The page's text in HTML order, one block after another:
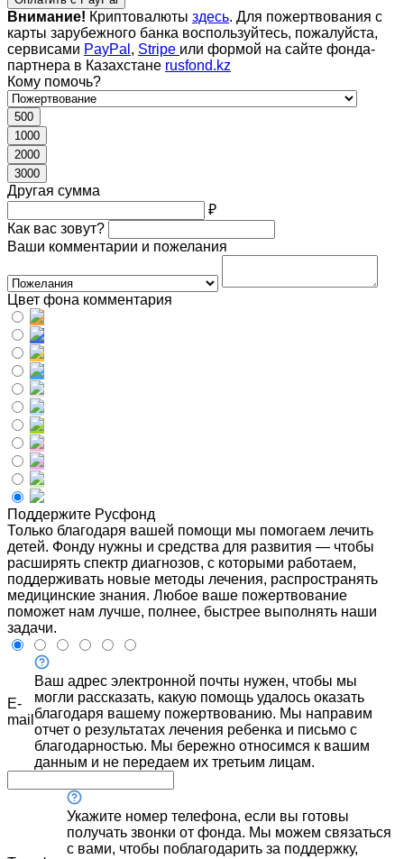
Внимание! Криптовалюты здесь. Для пожертвования с
карты зарубежного банка воспользуйтесь, пожалуйста,
сервисами PayPal , Stripe или формой на сайте фонда-
партнера в Казахстане rusfond.kz
Кому помочь?
500
1000
2000
3000
Другая сумма
₽
Как вас зовут?
Ваши комментарии и пожелания
Цвет фона комментария
Поддержите Русфонд
Только благодаря вашей помощи мы помогаем лечить
детей. Фонду нужны и средства для развития — чтобы
расширять спектр диагнозов, с которыми работаем,
поддерживать новые методы лечения, распространять
медицинские знания. Любое ваше пожертвование
поможет нам лучше, полнее, быстрее выполнять наши
задачи.
E-
mail
Ваш адрес электронной почты нужен, чтобы мы
могли рассказать, какую помощь удалось оказать
благодаря вашему пожертвованию. Мы направим
отчет о результатах лечения ребенка и письмо с
благодарностью. Мы бережно относимся к вашим
данным и не передаем их третьим лицам.
Укажите номер телефона, если вы готовы
получать звонки от фонда. Мы можем связаться
с вами, чтобы поблагодарить за поддержку,